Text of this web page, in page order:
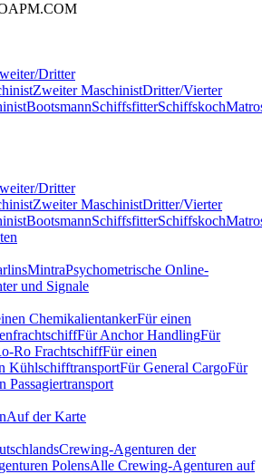
Dritter
Zweiter MaschinistDritter/Vierter
BootsmannSchiffsfitterSchiffskoch
Dritter
Zweiter MaschinistDritter/Vierter
BootsmannSchiffsfitterSchiffskoch
MintraPsychometrische Online-
und Signale
ChemikalientankerFür einen
Für Anchor HandlingFür
Ro FrachtschiffFür einen
KühlschifftransportFür General CargoFür
Passagiertransport
Auf der Karte
Crewing-Agenturen der
PolensAlle Crewing-Agenturen auf